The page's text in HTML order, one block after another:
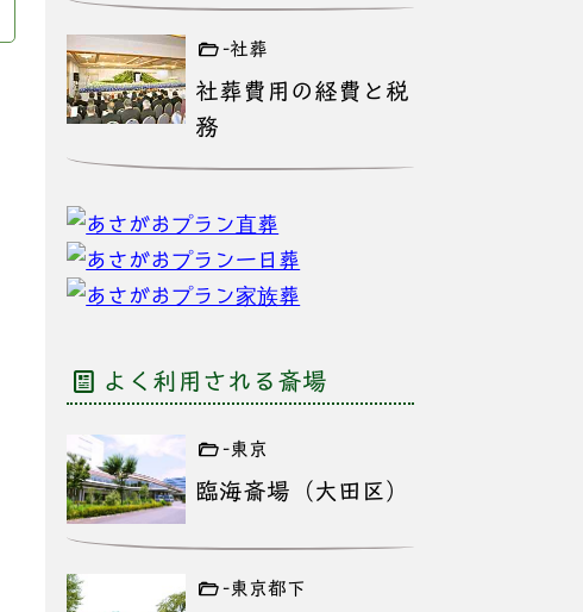
-社葬
社葬費用の経費と税
務
よく利用される斎場
-東京
臨海斎場（大田区）
-東京都下